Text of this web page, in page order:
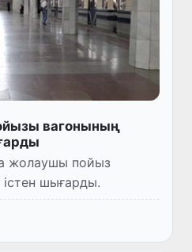
вагонының
жолаушы пойыз
істен шығарды.